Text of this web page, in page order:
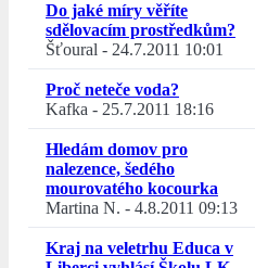
Do jaké míry věříte
sdělovacím prostředkům?
Šťoural - 24.7.2011 10:01
Proč neteče voda?
Kafka - 25.7.2011 18:16
Hledám domov pro
nalezence, šedého
mourovatého kocourka
Martina N. - 4.8.2011 09:13
Kraj na veletrhu Educa v